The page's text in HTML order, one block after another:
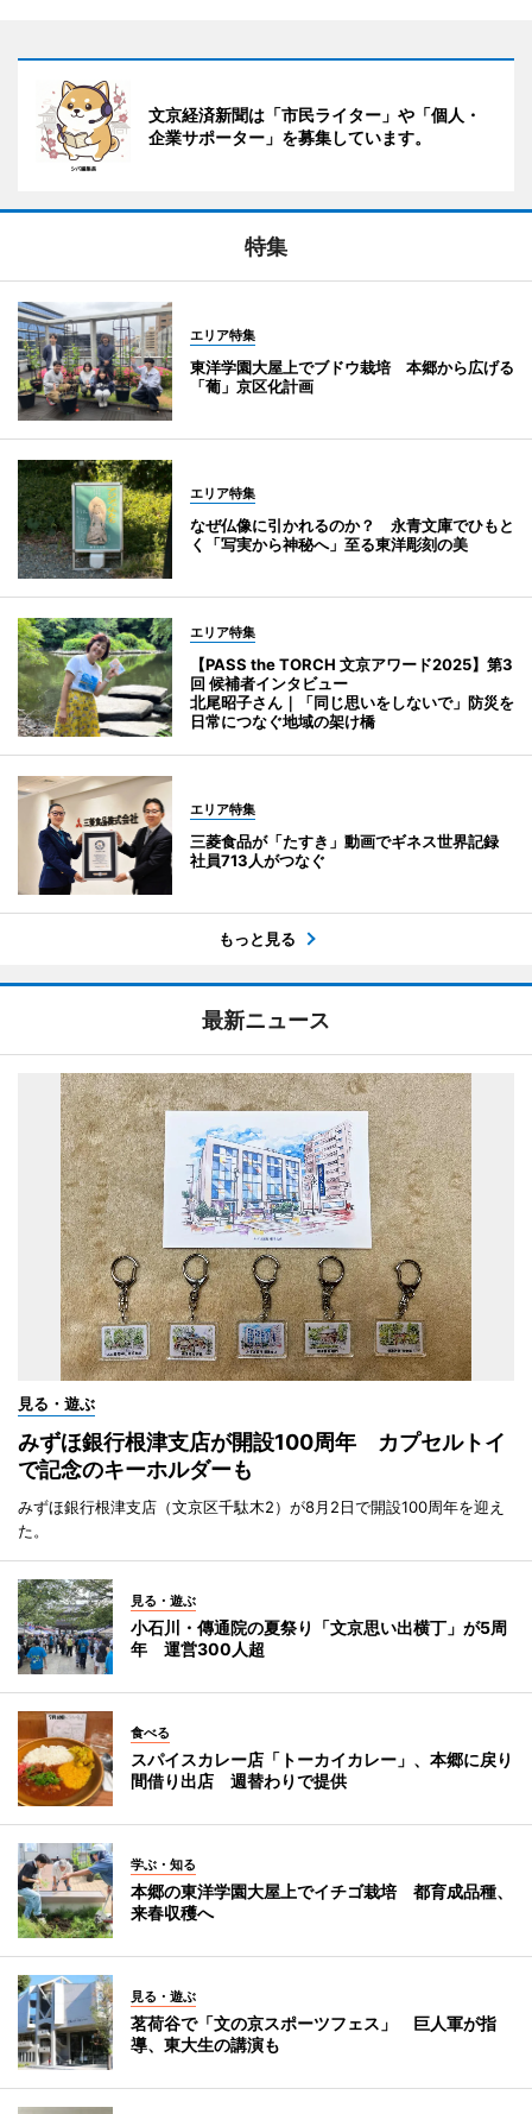
文京経済新聞は「市民ライター」や「個人・
企業サポーター」を募集しています。
特集
エリア特集
東洋学園大屋上でブドウ栽培 本郷から広げる
「葡」京区化計画
エリア特集
なぜ仏像に引かれるのか？ 永青文庫でひもと
く「写実から神秘へ」至る東洋彫刻の美
エリア特集
【PASS the TORCH 文京アワード2025】第3
回 候補者インタビュー
北尾昭子さん｜「同じ思いをしないで」防災を
日常につなぐ地域の架け橋
エリア特集
三菱食品が「たすき」動画でギネス世界記録
社員713人がつなぐ
もっと見る
最新ニュース
見る・遊ぶ
みずほ銀行根津支店が開設100周年 カプセルトイ
で記念のキーホルダーも
みずほ銀行根津支店（文京区千駄木2）が8月2日で開設100周年を迎え
た。
見る・遊ぶ
小石川・傳通院の夏祭り「文京思い出横丁」が5周
年 運営300人超
食べる
スパイスカレー店「トーカイカレー」、本郷に戻り
間借り出店 週替わりで提供
学ぶ・知る
本郷の東洋学園大屋上でイチゴ栽培 都育成品種、
来春収穫へ
見る・遊ぶ
茗荷谷で「文の京スポーツフェス」 巨人軍が指
導、東大生の講演も